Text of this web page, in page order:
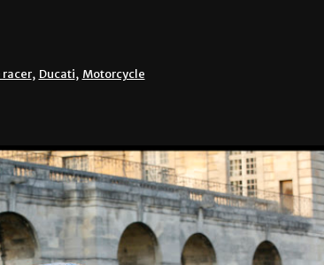
racer, Ducati, Motorcycle